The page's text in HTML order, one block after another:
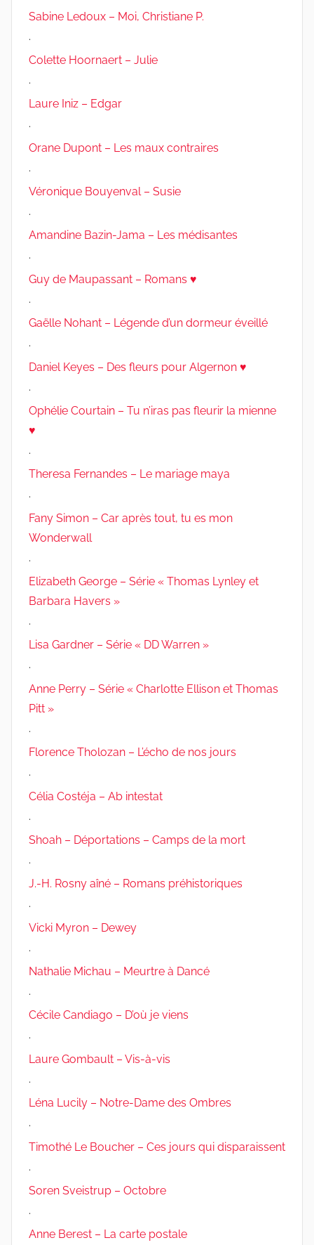
Sabine Ledoux – Moi, Christiane P.
.
Colette Hoornaert – Julie
.
Laure Iniz – Edgar
.
Orane Dupont – Les maux contraires
.
Véronique Bouyenval – Susie
.
Amandine Bazin-Jama – Les médisantes
.
Guy de Maupassant – Romans ♥
.
Gaëlle Nohant – Légende d’un dormeur éveillé
.
Daniel Keyes – Des fleurs pour Algernon ♥
.
Ophélie Courtain – Tu n’iras pas fleurir la mienne
♥
.
Theresa Fernandes – Le mariage maya
.
Fany Simon – Car après tout, tu es mon
Wonderwall
.
Elizabeth George – Série « Thomas Lynley et
Barbara Havers »
.
Lisa Gardner – Série « DD Warren »
.
Anne Perry – Série « Charlotte Ellison et Thomas
Pitt »
.
Florence Tholozan – L’écho de nos jours
.
Célia Costéja – Ab intestat
.
Shoah – Déportations – Camps de la mort
.
J.-H. Rosny aîné – Romans préhistoriques
.
Vicki Myron – Dewey
.
Nathalie Michau – Meurtre à Dancé
.
Cécile Candiago – D’où je viens
.
Laure Gombault – Vis-à-vis
.
Léna Lucily – Notre-Dame des Ombres
.
Timothé Le Boucher – Ces jours qui disparaissent
.
Soren Sveistrup – Octobre
.
Anne Berest – La carte postale